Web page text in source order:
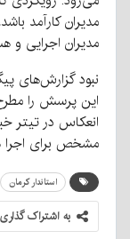
مدیران کارآمد
مدیران اجرایی و
نبود گزارش‌های
این پرسش را
انعکاس در تیتر
مشخص برای اجرا
استاندار کرمان
به اشتراک گذاری